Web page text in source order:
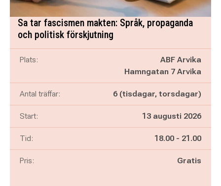
Sa tar fascismen makten: Språk, propaganda
och politisk förskjutning
Plats:
ABF Arvika
Hamngatan 7 Arvika
Antal träffar: 6 (tisdagar, torsdagar)
Start: 13 augusti 2026
Tid: Pågår mellan
18.00 - och
21.00
Pris: Gratis